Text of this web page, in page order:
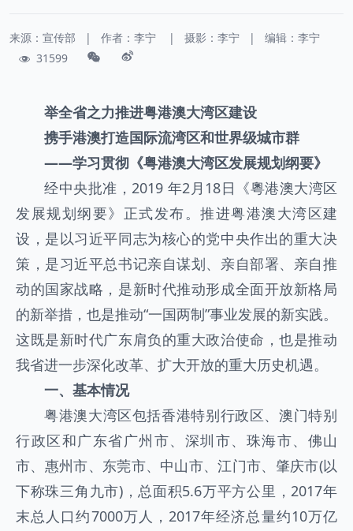
来源：宣传部 | 作者： 李宁 | 摄影： 李宁 |
编辑：李宁
31599
举全省之力推进粤港澳大湾区建设
携手港澳打造国际流湾区和世界级城市群
——学习贯彻《粤港澳大湾区发展规划纲要》
经中央批准，2019 年2月18日《粵港澳大湾区
发展规划纲要》正式发布。推进粤港澳大湾区建
设，是以习近平同志为核心的党中央作出的重大决
策，是习近平总书记亲自谋划、亲自部署、亲自推
动的国家战略，是新时代推动形成全面开放新格局
的新举措，也是推动“一国两制”事业发展的新实践。
这既是新时代广东肩负的重大政治使命，也是推动
我省进一步深化改革、扩大开放的重大历史机遇。
一、基本情况
粤港澳大湾区包括香港特别行政区、澳门特别
行政区和广东省广州市、深圳市、珠海市、佛山
市、惠州市、东莞市、中山市、江门市、肇庆市(以
下称珠三角九市)，总面积5.6万平方公里，2017年
末总人口约7000万人，2017年经济总量约10万亿